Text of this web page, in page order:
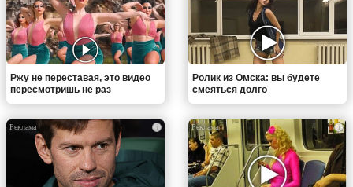
Ржу не переставая, это видео
пересмотришь не раз
Ролик из Омска: вы будете
смеяться долго
i i